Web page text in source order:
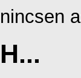
nincsen
H...